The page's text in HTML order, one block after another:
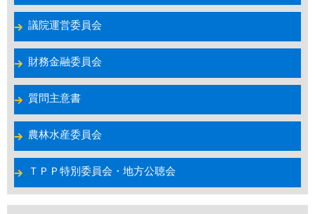
議院運営委員会
財務金融委員会
質問主意書
農林水産委員会
ＴＰＰ特別委員会・地方公聴会